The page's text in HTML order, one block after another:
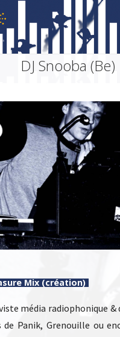
DJ Snooba (Be)
Mix (création)
média radiophonique
de Panik, Grenouille ou